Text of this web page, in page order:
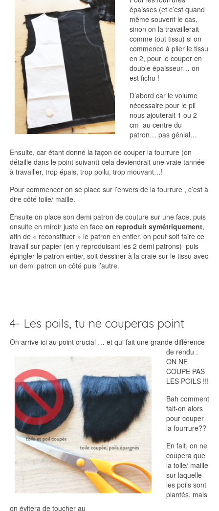
épaisses (et c’est quand
même souvent le cas,
sinon on la travaillerait
comme tout tissu) si on
commence à plier le tissu
en 2, pour le couper en
double épaisseur… on
est fichu !
D’abord car le volume
nécessaire pour le pli
nous ajouterait 1 ou 2
cm au centre du
patron… pas génial…
Ensuite, car étant donné la façon de couper la fourrure (on
détaille dans le point suivant) cela deviendrait une vraie tannée
à travailler, trop épais, trop poilu, trop mouvant…!
Pour commencer on se place sur l’envers de la fourrure , c’est à
dire côté toile/ maille.
Ensuite on place son demi patron de couture sur une face, puis
ensuite en miroir juste en face on reproduit symétriquement,
afin de « reconstituer » le patron en entier. on peut soit faire ce
travail sur papier (en y reproduisant les 2 demi patrons) puis
épingler le patron entier, soit dessiner à la craie sur le tissu avec
un demi patron un côté puis l’autre.
4- Les poils, tu ne couperas point
On arrive ici au point crucial … et qui fait une grande différence
de rendu :
ON NE
COUPE PAS
LES POILS !!!
Bah comment
fait-on alors
pour couper
la fourrure??
En fait, on ne
coupera que
la toile/ maille
sur laquelle
les poils sont
plantés, mais
on évitera de toucher au